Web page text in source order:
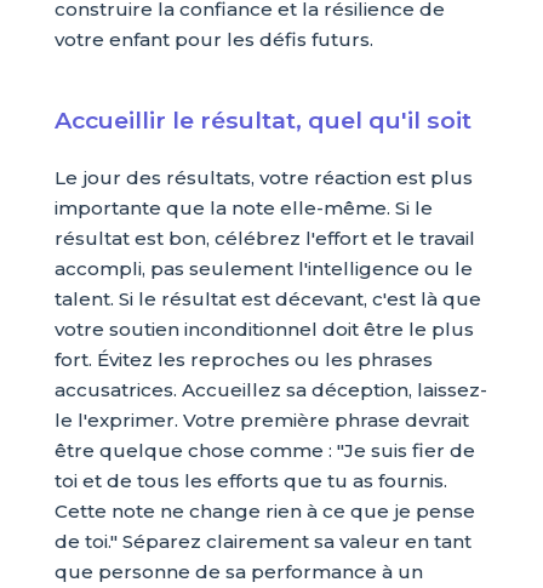
construire la confiance et la résilience de
votre enfant pour les défis futurs.
Accueillir le résultat, quel qu'il soit
Le jour des résultats, votre réaction est plus
importante que la note elle-même. Si le
résultat est bon, célébrez l'effort et le travail
accompli, pas seulement l'intelligence ou le
talent. Si le résultat est décevant, c'est là que
votre soutien inconditionnel doit être le plus
fort. Évitez les reproches ou les phrases
accusatrices. Accueillez sa déception, laissez-
le l'exprimer. Votre première phrase devrait
être quelque chose comme : "Je suis fier de
toi et de tous les efforts que tu as fournis.
Cette note ne change rien à ce que je pense
de toi." Séparez clairement sa valeur en tant
que personne de sa performance à un